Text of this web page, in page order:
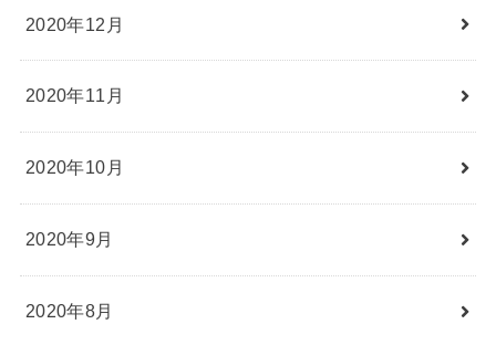
2020年12月
2020年11月
2020年10月
2020年9月
2020年8月